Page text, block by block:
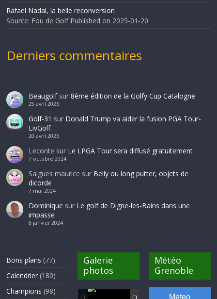
Rafael Nadal, la belle reconversion
Source: Fou de Golf Published on 2025-01-20
Derniers commentaires
Beaugolfsur 8ème édition de la Golfy Cup Catalogne
25 avril 2026
Golf-31 sur Donald Trump va aider la fusion PGA Tour-
LivGolf
20 avril 2026
Leconte sur Le LPGA Tour sera diffusé gratuitement
7 octobre 2024
Salgues maurice sur Belly ou long putter, objets de
dicorde
7 mai 2024
Dominique sur Le golf de Digne-les-Bains dans une
impasse
8 janvier 2024
Bons plans (77)
Calendrier (180)
Champions (98)
Galerie
photos
Météo
Grenoble